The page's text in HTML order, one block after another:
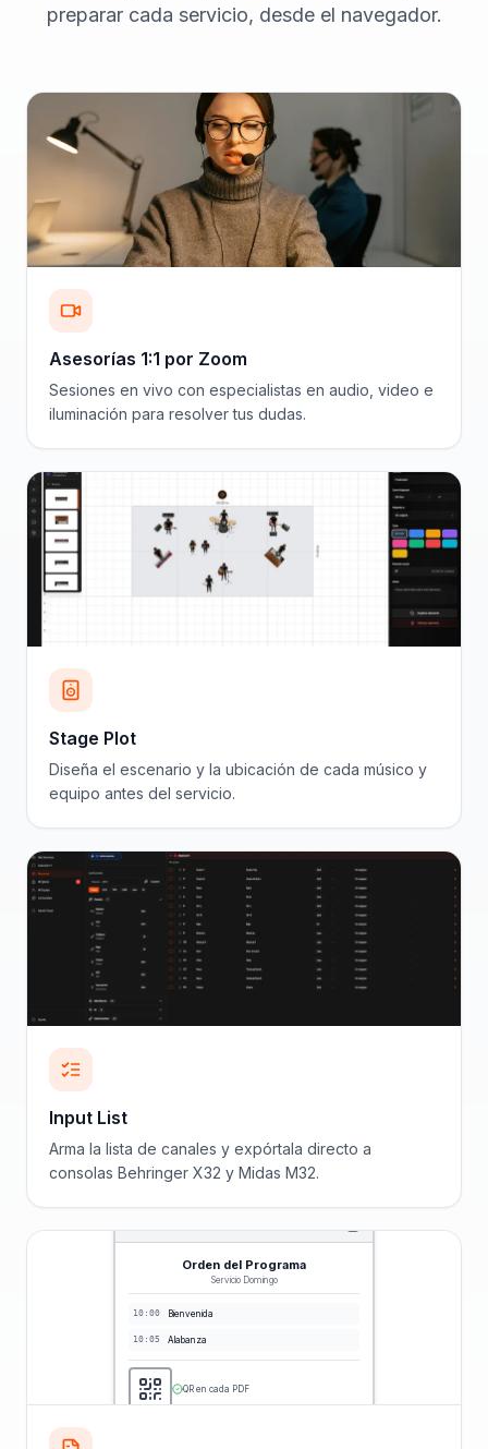
preparar cada servicio, desde el navegador.
Asesorías 1:1 por Zoom
Sesiones en vivo con especialistas en audio, video e
iluminación para resolver tus dudas.
Stage Plot
Diseña el escenario y la ubicación de cada músico y
equipo antes del servicio.
Input List
Arma la lista de canales y expórtala directo a
consolas Behringer X32 y Midas M32.
Orden del Programa
Servicio Domingo
10:00 Bienvenida
10:05 Alabanza
QR en cada PDF